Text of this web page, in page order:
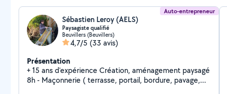
Auto-entrepreneur
Sébastien Leroy (AELS)
Paysagiste qualifié
Beuvillers (Beuvillers)
4,7/5 (33 avis)
Présentation
+ 15 ans d'expérience Création, aménagement paysagé
8h - Maçonnerie ( terrasse, portail, bordure, pavage,